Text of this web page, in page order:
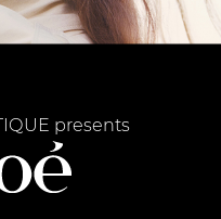
presents